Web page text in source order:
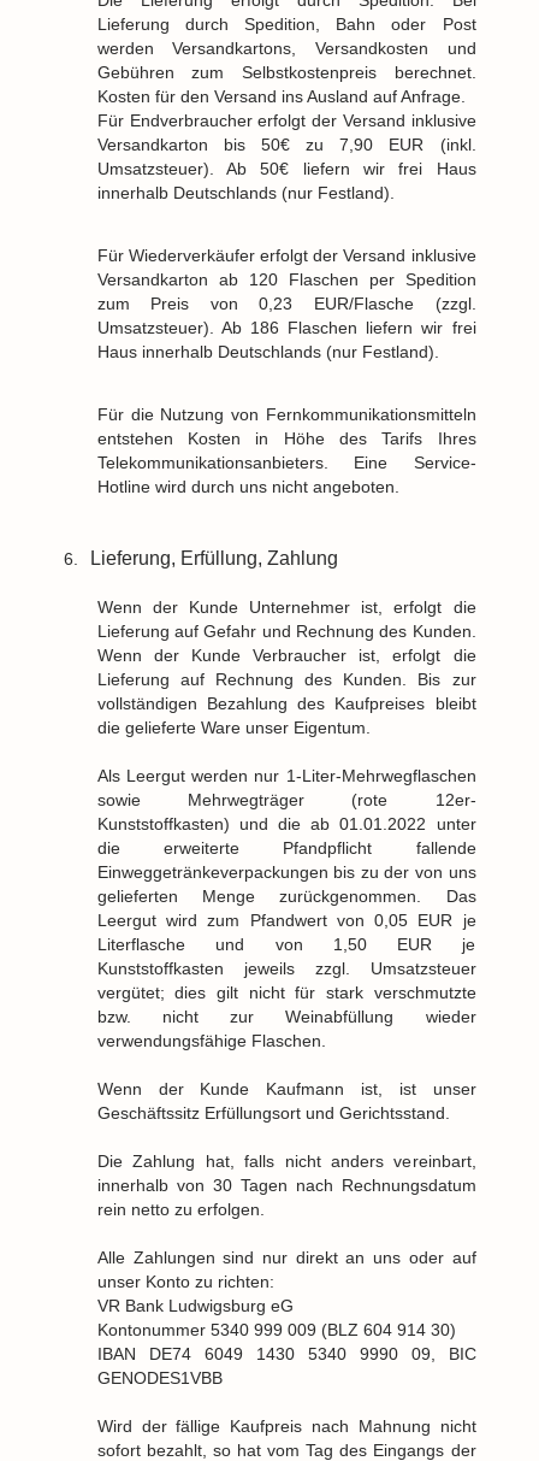
Lieferung durch Spedition, Bahn oder Post
werden Versandkartons, Versandkosten und
Gebühren zum Selbstkostenpreis berechnet.
Kosten für den Versand ins Ausland auf Anfrage.
Für Endverbraucher erfolgt der Versand inklusive
Versandkarton bis 50€ zu 7,90 EUR (inkl.
Umsatzsteuer). Ab 50€ liefern wir frei Haus
innerhalb Deutschlands (nur Festland).
Für Wiederverkäufer erfolgt der Versand inklusive
Versandkarton ab 120 Flaschen per Spedition
zum Preis von 0,23 EUR/Flasche (zzgl.
Umsatzsteuer). Ab 186 Flaschen liefern wir frei
Haus innerhalb Deutschlands (nur Festland).
Für die Nutzung von Fernkommunikationsmitteln
entstehen Kosten in Höhe des Tarifs Ihres
Telekommunikationsanbieters. Eine Service-
Hotline wird durch uns nicht angeboten.
6. Lieferung, Erfüllung, Zahlung
Wenn der Kunde Unternehmer ist, erfolgt die
Lieferung auf Gefahr und Rechnung des Kunden.
Wenn der Kunde Verbraucher ist, erfolgt die
Lieferung auf Rechnung des Kunden. Bis zur
vollständigen Bezahlung des Kaufpreises bleibt
die gelieferte Ware unser Eigentum.
Als Leergut werden nur 1-Liter-Mehrwegflaschen
sowie Mehrwegträger (rote 12er-
Kunststoffkasten) und die ab 01.01.2022 unter
die erweiterte Pfandpflicht fallende
Einweggetränkeverpackungen bis zu der von uns
gelieferten Menge zurückgenommen.
Das
Leergut wird zum Pfandwert von 0,05 EUR je
Literflasche und von 1,50 EUR je
Kunststoffkasten jeweils zzgl. Umsatzsteuer
vergütet; dies gilt nicht für stark verschmutzte
bzw. nicht zur Weinabfüllung wieder
verwendungsfähige Flaschen.
Wenn der Kunde Kaufmann ist, ist unser
Geschäftssitz Erfüllungsort und Gerichtsstand.
Die Zahlung hat, falls nicht anders vereinbart,
innerhalb von 30 Tagen nach Rechnungsdatum
rein netto zu erfolgen.
Alle Zahlungen sind nur direkt an uns oder auf
unser Konto zu richten:
VR Bank Ludwigsburg eG
Kontonummer 5340 999 009 (BLZ 604 914 30)
IBAN DE74 6049 1430 5340 9990 09, BIC
GENODES1VBB
Wird der fällige Kaufpreis nach Mahnung nicht
sofort bezahlt, so hat vom Tag des Eingangs der